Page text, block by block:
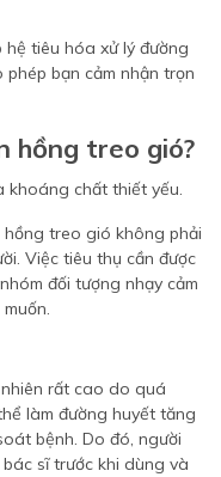
tiêu hóa xử lý đường
bạn cảm nhận trọn
hồng treo gió?
hồng treo gió không phải
Việc tiêu thụ cần được
đối tượng nhạy cảm
rất cao do quá
làm đường huyết tăng
bệnh. Do đó, người
sĩ trước khi dùng và